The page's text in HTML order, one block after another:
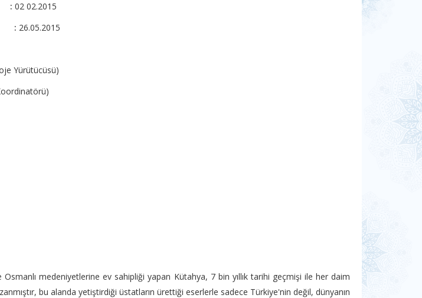
: 02 02.2015
: 26.05.2015
Yürütücüsü)
medeniyetlerine ev sahipliği yapan Kütahya, 7 bin yıllık tarihi geçmişi ile her daim
bu alanda yetiştirdiği üstatların ürettiği eserlerle sadece Türkiye'nin değil, dünyanın